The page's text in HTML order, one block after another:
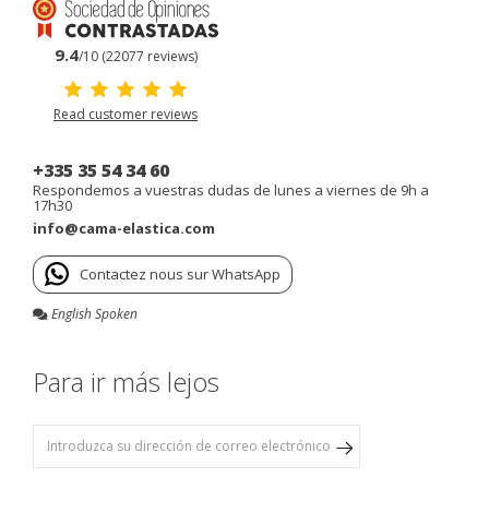
9.4/10 (22077 reviews)
Read customer reviews
+335 35 54 34 60
Respondemos a vuestras dudas de lunes a viernes de 9h a
17h30
info@cama-elastica.com
Contactez nous sur WhatsApp
English Spoken
Para ir más lejos